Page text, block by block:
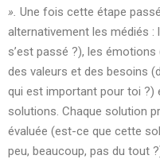
». Une fois cette étape
alternativement les médiés :
s’est passé ?), les émotions
des valeurs et des besoins
qui est important pour toi ?)
solutions. Chaque solution
évaluée (est-ce que cette
peu, beaucoup, pas du tout